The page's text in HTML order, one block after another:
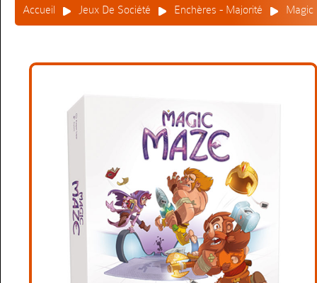
Accueil Jeux De Société Enchères - Majorité Magic